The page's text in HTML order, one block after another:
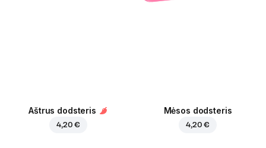
Aštrus dodsteris
4,20 €
Mėsos dodsteris
4,20 €